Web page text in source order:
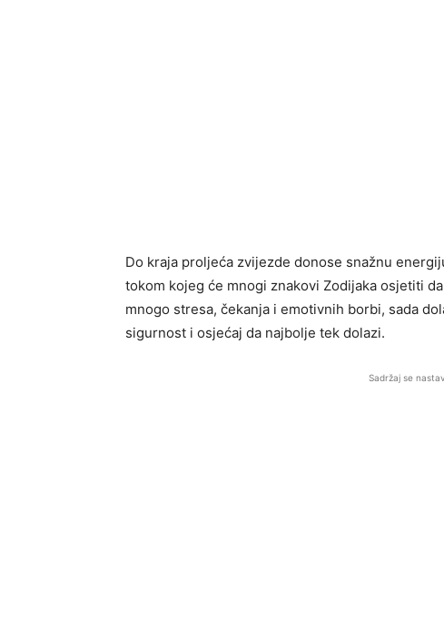
Do kraja proljeća zvijezde donose snažnu
tokom kojeg će mnogi znakovi Zodijaka osjetiti
mnogo stresa, čekanja i emotivnih borbi, sada
sigurnost i osjećaj da najbolje tek dolazi.
Sadržaj se